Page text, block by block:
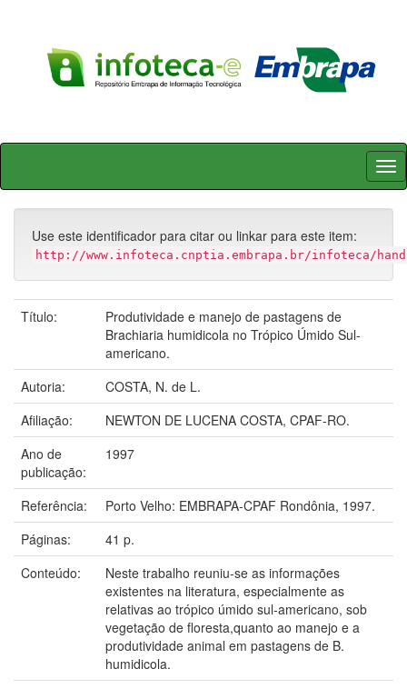
Skip
Use este identificador para citar ou linkar para este item:
http://www.infoteca.cnptia.embrapa.br/infoteca/
Título:
Produtividade e manejo de pastagens de
Brachiaria humidicola no Trópico Úmido Sul-
americano.
Autoria:
COSTA, N. de L.
Afiliação:
NEWTON DE LUCENA COSTA, CPAF-RO.
Ano de
publicação:
1997
Referência:
Porto Velho: EMBRAPA-CPAF Rondônia, 1997.
Páginas:
41 p.
Conteúdo:
Neste trabalho reuniu-se as informações
existentes na literatura, especialmente as
relativas ao trópico úmido sul-americano, sob
vegetação de floresta,quanto ao manejo e a
produtividade animal em pastagens de B.
humidicola.